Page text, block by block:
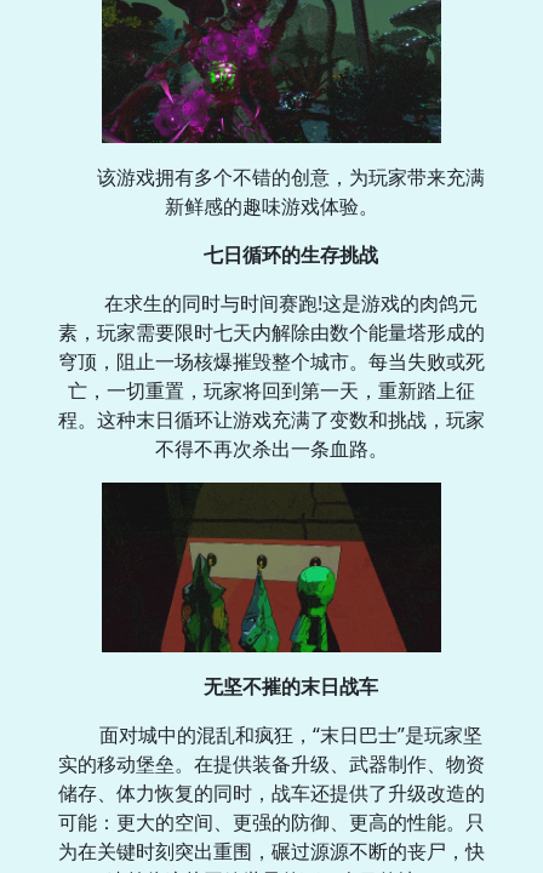
该游戏拥有多个不错的创意，为玩家带来充满
新鲜感的趣味游戏体验。
七日循环的生存挑战
在求生的同时与时间赛跑!这是游戏的肉鸽元
素，玩家需要限时七天内解除由数个能量塔形成的
穹顶，阻止一场核爆摧毁整个城市。每当失败或死
亡，一切重置，玩家将回到第一天，重新踏上征
程。这种末日循环让游戏充满了变数和挑战，玩家
不得不再次杀出一条血路。
无坚不摧的末日战车
面对城中的混乱和疯狂，“末日巴士”是玩家坚
实的移动堡垒。在提供装备升级、武器制作、物资
储存、体力恢复的同时，战车还提供了升级改造的
可能：更大的空间、更强的防御、更高的性能。只
为在关键时刻突出重围，碾过源源不断的丧尸，快